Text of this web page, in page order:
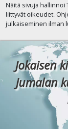
Näitä sivuja hallinnoi
liittyvät oikeudet.
julkaiseminen ilman
Jokaisen
Jumalan